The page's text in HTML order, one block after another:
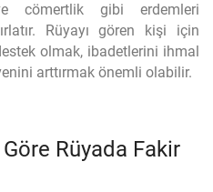
cömertlik gibi erdemleri
Rüyayı gören kişi için
olmak, ibadetlerini ihmal
arttırmak önemli olabilir.
Rüyada Fakir